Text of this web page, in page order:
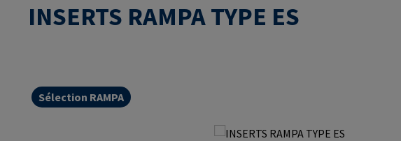
INSERTS RAMPA TYPE ES
Sélection RAMPA